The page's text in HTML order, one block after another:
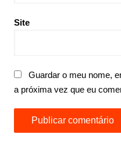
Site
Guardar o meu nome,
a próxima vez que eu